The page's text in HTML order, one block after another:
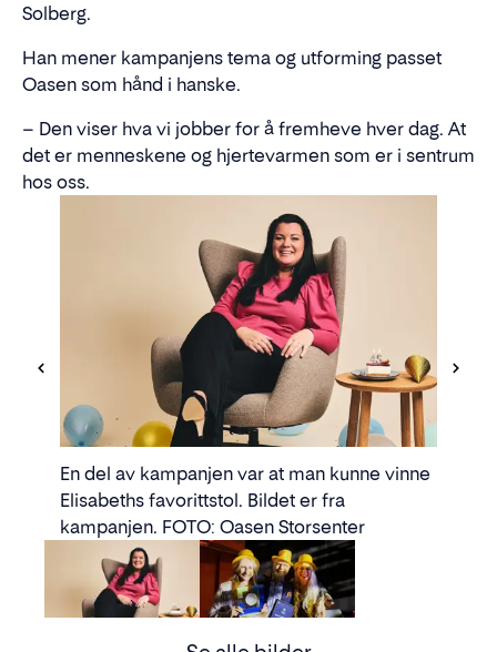
Solberg.
Han mener kampanjens tema og utforming passet
Oasen som hånd i hanske.
– Den viser hva vi jobber for å fremheve hver dag. At
det er menneskene og hjertevarmen som er i sentrum
hos oss.
En del av kampanjen var at man kunne vinne
Elisabeths favorittstol. Bildet er fra
kampanjen. FOTO: Oasen Storsenter